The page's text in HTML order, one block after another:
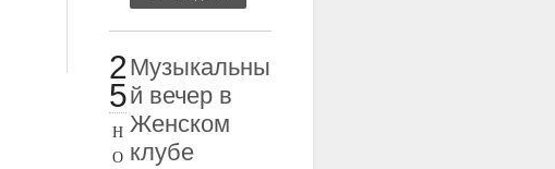
2
5
Н
О
Музыкальны
й вечер в
Женском
клубе